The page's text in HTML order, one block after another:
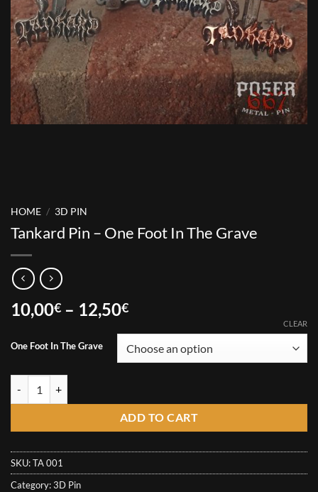
HOME / 3D PIN
Tankard Pin – One Foot In The Grave
10,00€ – 12,50€Price
10,00€
through
One Foot In The Grave
CLEAR
ADD TO CART
SKU:TA 001
Category:3D Pin